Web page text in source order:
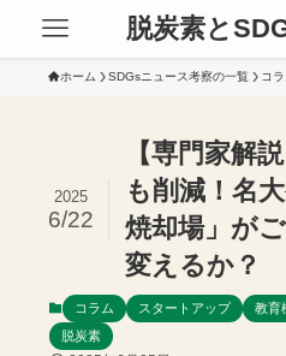
脱炭素と
ホーム SDGsニュース考察の一覧 コ
【専門家解
も削減！名
焼却場」が
変えるか？
2025
6/22
コラム スタートアップ 教育
脱炭素